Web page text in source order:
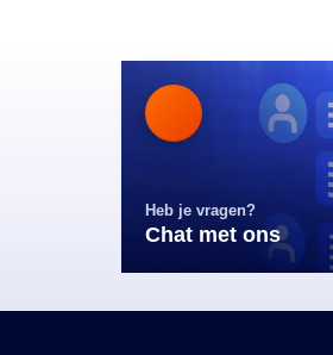
Heb je vragen?
Chat met ons